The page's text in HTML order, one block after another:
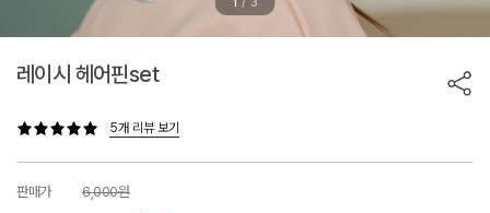
1 3
레이시 헤어핀set
5개 리뷰 보기
판매가
6,000원